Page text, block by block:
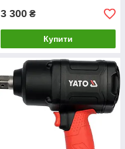
3 300 ₴
Купити